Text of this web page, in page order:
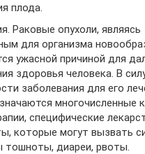
плода.
Раковые опухоли, являясь
для организма
ужасной причиной для
здоровья человека. В
заболевания для его
многочисленные
специфические
которые могут вызвать
тошноты, диареи, рвоты.